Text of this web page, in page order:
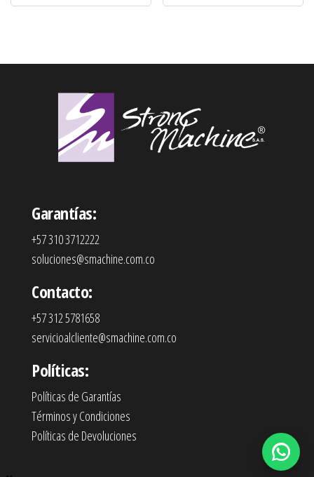
Garantías:
+57 310 3712222
soluciones@smachine.com.co
Contacto:
+57 312 5781658
servicioalcliente@smachine.com.co
Políticas:
Políticas de Garantías
Términos y Condiciones
Políticas de Devoluciones